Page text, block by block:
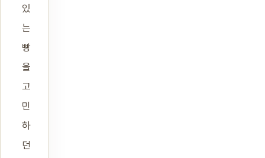
있
는
빵
을
고
민
하
던